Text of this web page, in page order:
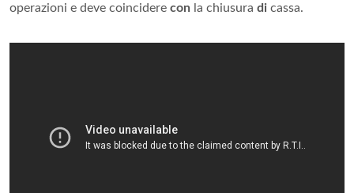
operazioni e deve coincidere con la chiusura di cassa.